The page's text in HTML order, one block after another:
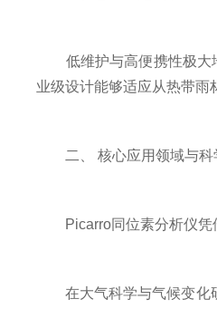
低维护与高便携性极大地
业级设计能够适应从热带雨
二、 核心应用领域与科
Picarro同位素分析仪凭借
在大气科学与气候变化研